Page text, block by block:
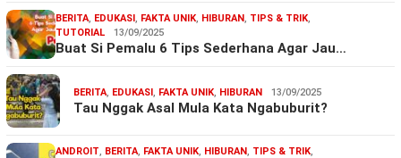
BERITA, EDUKASI, FAKTA UNIK, HIBURAN, TIPS & TRIK,
TUTORIAL
13/09/2025
Buat Si Pemalu 6 Tips Sederhana Agar Jau…
BERITA, EDUKASI, FAKTA UNIK, HIBURAN 13/09/2025
Tau Nggak Asal Mula Kata Ngabuburit?
ANDROIT, BERITA, FAKTA UNIK, HIBURAN, TIPS & TRIK,